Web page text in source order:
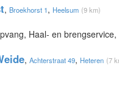
, Broekhorst 1, Heelsum (9 km)
Haal- en
, Achterstraat 49, Heteren (7